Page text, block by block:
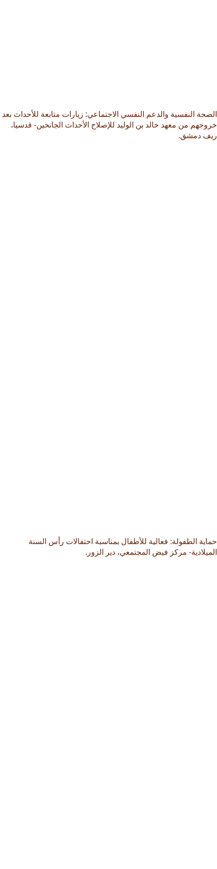
الصحة النفسية والدعم النفسي الاجتماعي: زيارات متابعة للأحداث بعد
خروجهم من معهد خالد بن الوليد للإصلاح الأحداث الجانحين- قدسيا،
ريف دمشق.
حماية الطفولة: فعالية للأطفال بمناسبة احتفالات رأس السنة
الميلادية- مركز فيض المجتمعي، دير الزور.